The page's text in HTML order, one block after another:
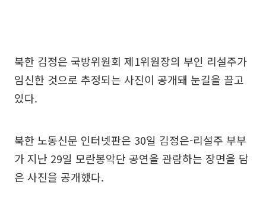
북한 김정은 국방위원회 제1위원장의 부인 리설주가
임신한 것으로 추정되는 사진이 공개돼 눈길을 끌고
있다.
북한 노동신문 인터넷판은 30일 김정은-리설주 부부
가 지난 29일 모란봉악단 공연을 관람하는 장면을 담
은 사진을 공개했다.